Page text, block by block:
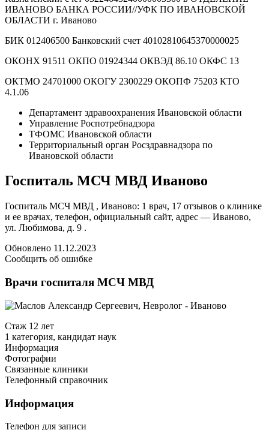
ИВАНОВО БАНКА РОССИИ//УФК ПО ИВАНОВСКОЙ
ОБЛАСТИ г. Иваново
БИК 012406500 Банковский счет 40102810645370000025
ОКОНХ 91511 ОКПО 01924344 ОКВЭД 86.10 ОКФС 13
ОКТМО 24701000 ОКОГУ 2300229 ОКОПФ 75203 КТО
4.1.06
Департамент здравоохранения Ивановской области
Управление Роспотребнадзора
ТФОМС Ивановской области
Территориальный орган Росздравнадзора по
Ивановской области
Госпиталь МСЧ МВД Иваново
Госпиталь МСЧ МВД , Иваново: 1 врач, 17 отзывов о клинике
и ее врачах, телефон, официальный сайт, адрес — Иваново,
ул. Любимова, д. 9 .
Обновлено 11.12.2023
Сообщить об ошибке
Врачи госпиталя МСЧ МВД
Стаж 12 лет
1 категория, кандидат наук
Информация
Фотографии
Связанные клиники
Телефонный справочник
Информация
Телефон для записи